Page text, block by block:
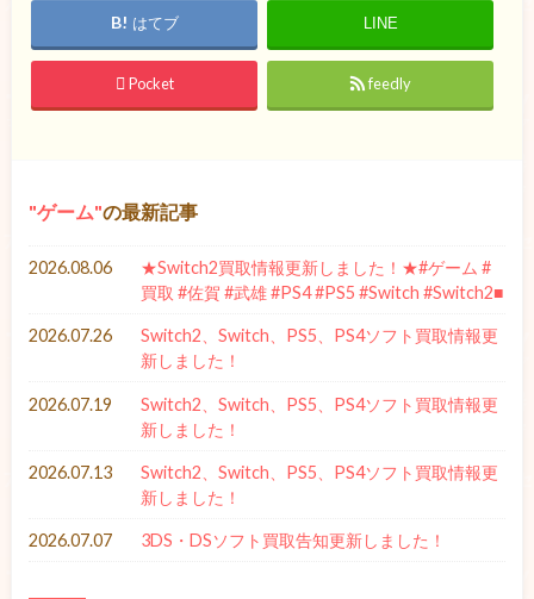
はてブ LINE
Pocket feedly
ゲーム の最新記事
2026.08.06
★Switch2買取情報更新しました！★#ゲーム #
買取 #佐賀 #武雄 #PS4 #PS5 #Switch #Switch2■
2026.07.26
Switch2、Switch、PS5、PS4ソフト買取情報更
新しました！
2026.07.19
Switch2、Switch、PS5、PS4ソフト買取情報更
新しました！
2026.07.13
Switch2、Switch、PS5、PS4ソフト買取情報更
新しました！
2026.07.07 3DS・DSソフト買取告知更新しました！